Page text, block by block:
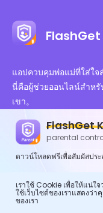
FlashGet
parental
ดาวน์โหลดฟรีเพื่อสัมผัสปร
แอปควบคุมพ่อแม่ที่ใส่ใ
นี่คือผู้ช่วยออนไลน์สำหรั
เขา。
การรับรองที่ได้รับอนุญา
เราใช้ Cookie เพื่อให้แน่
ใช้เว็บไซต์ของเราแสดงว่า
ของเรา